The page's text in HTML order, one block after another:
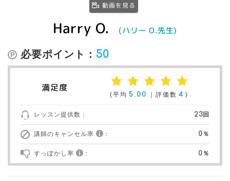
動画を見る
Harry O. (ハリー O.先生)
必要ポイント： 50
満足度
(平均 5.00 ｜評価数 4 )
レッスン提供数： 23回
講師のキャンセル率 ： 0％
すっぽかし率 ： 0％